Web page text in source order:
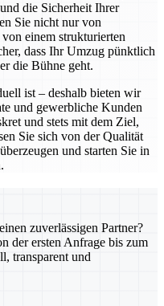
die Sicherheit Ihrer
Sie nicht nur von
einem strukturierten
dass Ihr Umzug pünktlich
die Bühne geht.
ist – deshalb bieten wir
und gewerbliche Kunden
und stets mit dem Ziel,
Sie sich von der Qualität
und starten Sie in
zuverlässigen Partner?
der ersten Anfrage bis zum
transparent und